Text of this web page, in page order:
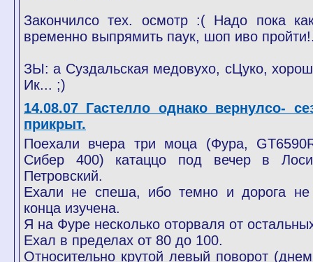
Закончилсо тех. осмотр :( Надо пока
временно выпрямить паук, шоп иво
ЗЫ: а Суздальская медовухо, сЦуко,
Ик... ;)
14.08.07 Гастелло однако вернулсо-
прикрыт.
Поехали вчера три моца (Фура,
Сибер 400) катаццо под вечер в
Петровский.
Ехали не спеша, ибо темно и дорога
конца изучена.
Я на Фуре несколько оторваля от
Ехал в пределах от 80 до 100.
Относительно крутой левый поворот